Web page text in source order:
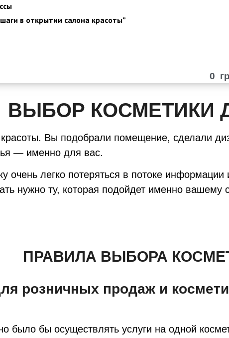
в открытии салона красоты”
0
ВЫБОР КОСМЕТИКИ
Вы подобрали помещение, сделали
— именно для вас.
очень легко потеряться в потоке
нужно ту, которая подойдет именно
ПРАВИЛА ВЫБОРА
розничных продаж и
было бы осуществлять услуги на одной